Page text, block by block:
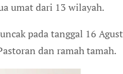
umat dari 13 wilayah.
pada tanggal 16
dan ramah tamah.